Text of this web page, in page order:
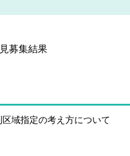
募集結果
域指定の考え方について